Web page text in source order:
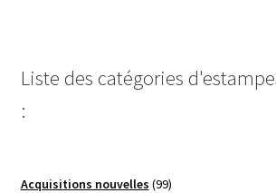
Liste des catégories
:
Acquisitions nouvelles 9999